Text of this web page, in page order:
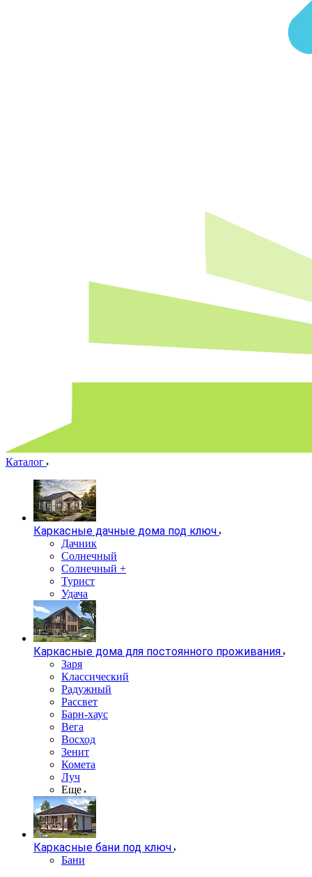
Каталог
Каркасные дачные дома под ключ
Дачник
Солнечный
Солнечный +
Турист
Удача
Каркасные дома для постоянного проживания
Заря
Классический
Радужный
Рассвет
Барн-хаус
Вега
Восход
Зенит
Комета
Луч
Еще
Каркасные бани под ключ
Бани